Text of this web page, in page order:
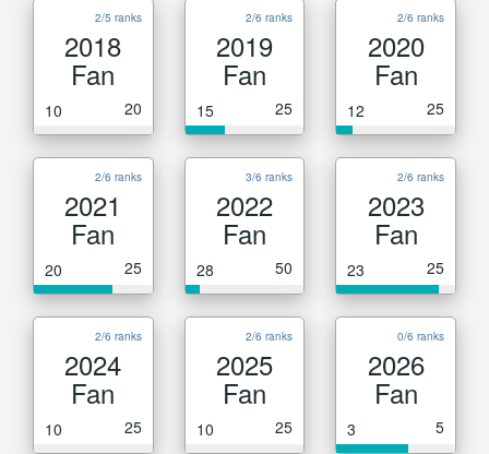
2/5 ranks
2018
Fan
10 20
2/6 ranks
2019
Fan
15 25
2/6 ranks
2020
Fan
12 25
2/6 ranks
2021
Fan
20 25
3/6 ranks
2022
Fan
28 50
2/6 ranks
2023
Fan
23 25
2/6 ranks
2024
Fan
10 25
2/6 ranks
2025
Fan
10 25
0/6 ranks
2026
Fan
3 5